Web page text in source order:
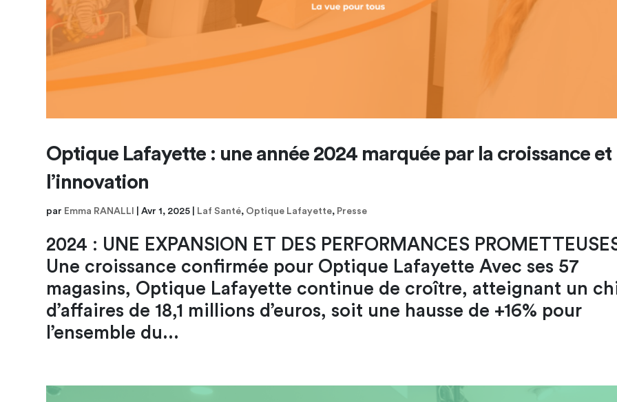
Optique Lafayette : une année 2024 marquée par la croissance et
l’innovation
par Emma RANALLI |Avr 1, 2025 Laf Santé, Optique Lafayette, Presse
2024 : UNE EXPANSION ET DES PERFORMANCES
Une croissance confirmée pour Optique Lafayette Avec ses 57
magasins, Optique Lafayette continue de croître, atteignant un
d’affaires de 18,1 millions d’euros, soit une hausse de +16% pour
l’ensemble du...